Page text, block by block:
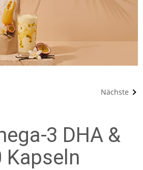
Nächste
3 DHA &
Kapseln